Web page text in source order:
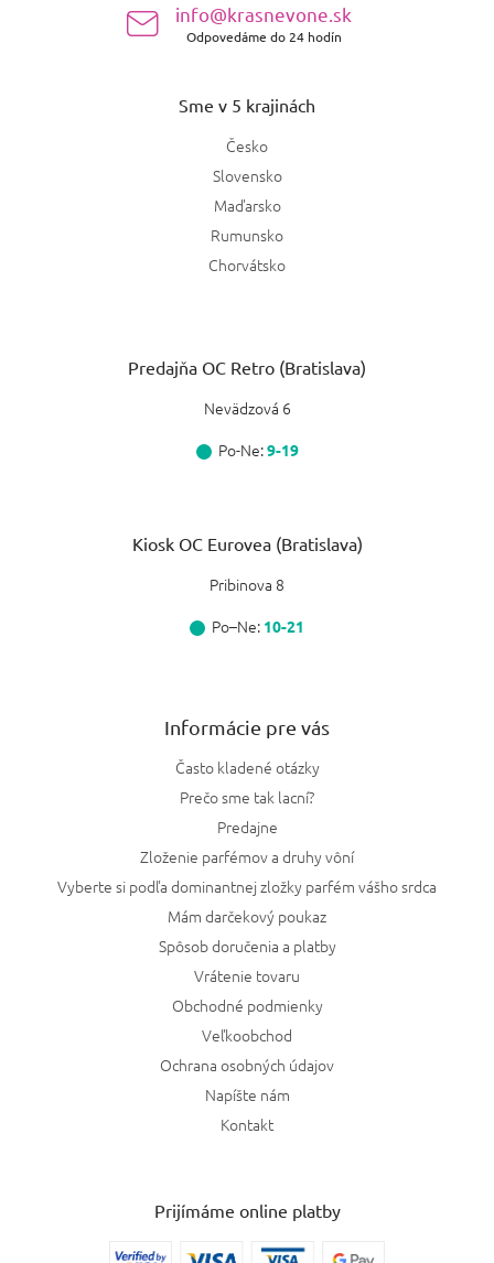
info@krasnevone.sk
Odpovedáme do 24 hodín
Sme v 5 krajinách
Česko
Slovensko
Maďarsko
Rumunsko
Chorvátsko
Predajňa OC Retro (Bratislava)
Nevädzová 6
Po-Ne:9-19
Kiosk OC Eurovea (Bratislava)
Pribinova 8
Po–Ne: 10-21
Informácie pre vás
Často kladené otázky
Prečo sme tak lacní?
Predajne
Zloženie parfémov a druhy vôní
Vyberte si podľa dominantnej zložky parfém vášho srdca
Mám darčekový poukaz
Spôsob doručenia a platby
Vrátenie tovaru
Obchodné podmienky
Veľkoobchod
Ochrana osobných údajov
Napíšte nám
Kontakt
Prijímáme online platby